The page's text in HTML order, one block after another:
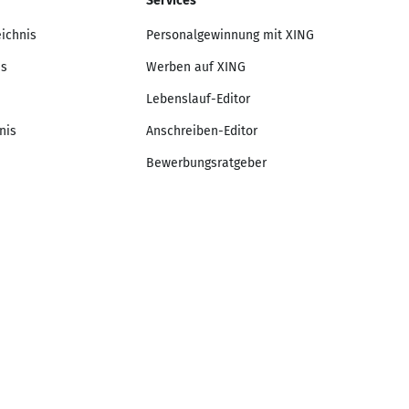
Personalgewinnung mit XING
Werben auf XING
Lebenslauf-Editor
Anschreiben-Editor
Bewerbungsratgeber